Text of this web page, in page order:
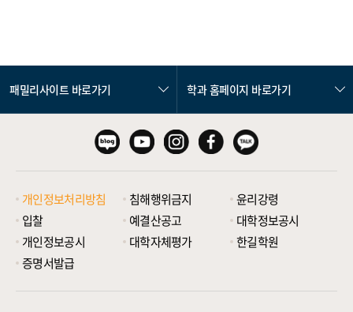
패밀리사이트 바로가기 학과 홈페이지 바로가기
개인정보처리방침 침해행위금지
윤리강령
입찰
예결산공고
대학정보공시
개인정보공시
대학자체평가
한길학원
증명서발급